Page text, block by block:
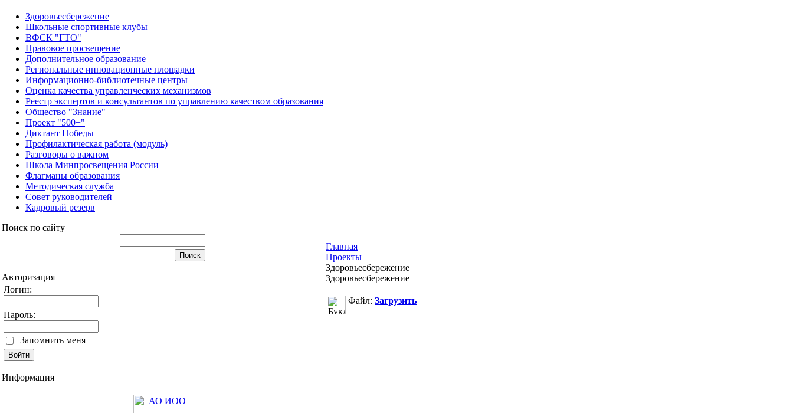
Здоровьесбережение
Школьные спортивные клубы
ВФСК "ГТО"
Правовое просвещение
Дополнительное образование
Региональные инновационные площадки
Информационно-библиотечные центры
Оценка качества управленческих механизмов
Реестр экспертов и консультантов по управлению качеством образования
Общество "Знание"
Проект "500+"
Диктант Победы
Профилактическая работа (модуль)
Разговоры о важном
Школа Минпросвещения России
Флагманы образования
Методическая служба
Совет руководителей
Кадровый резерв
Поиск по сайту
Авторизация
Логин:
Пароль:
Запомнить меня
Информация
Главная
Проекты
Здоровьесбережение
Здоровьесбережение
Файл: Загрузить